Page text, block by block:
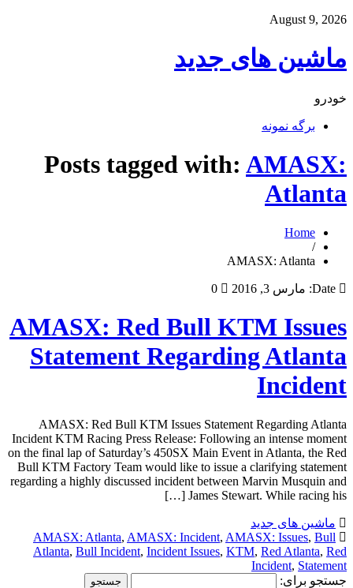
August 9, 2026
ماشین های جدید
خودرو
برگه نمونه
Posts tagged with: AMASX:
Atlanta
Home
/
AMASX: Atlanta
Date: مارس 3, 2016 0
AMASX: Red Bull KTM Issues
Statement Regarding Atlanta
Incident
AMASX: Red Bull KTM Issues Statement Regarding Atlanta
Incident KTM Racing Press Release: Following an intense moment
on the final lap of Saturday’s 450SX Main Event in Atlanta, the Red
Bull KTM Factory Team would like to issue a clarifying statement
regarding a highly discussed incident between Marvin Musquin and
James Stewart. While racing his […]
ماشین های جدید
AMASX: Atlanta, AMASX: Incident, AMASX: Issues, Bull
Atlanta, Bull Incident, Incident Issues, KTM, Red Atlanta, Red
Incident, Statement
جستجو برای: